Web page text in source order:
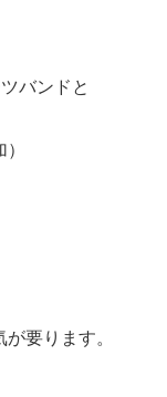
バンドと
要ります。